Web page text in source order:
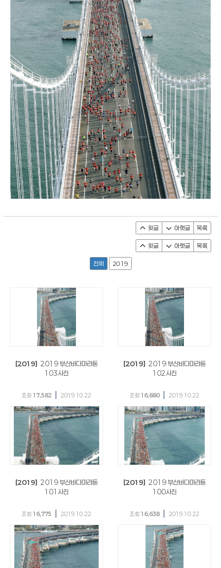
윗글 아랫글 목록
윗글 아랫글 목록
전체 2019
[2019] 2019 부산바다마라톤
103사진
조회 17,582 2019.10.22
[2019] 2019 부산바다마라톤
102사진
조회 16,880 2019.10.22
[2019] 2019 부산바다마라톤
101사진
조회 16,775 2019.10.22
[2019] 2019 부산바다마라톤
100사진
조회 16,638 2019.10.22